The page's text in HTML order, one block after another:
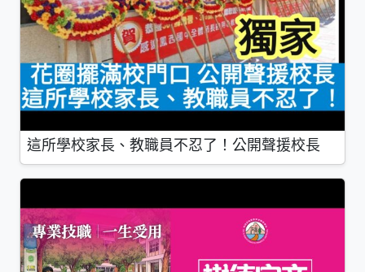
這所學校家長、教職員不忍了！公開聲援校長